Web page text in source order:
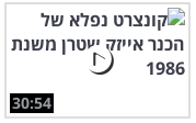
30:54